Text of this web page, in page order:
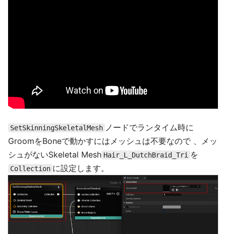
SetSkinningSkeletalMesh ノードでランタイム時に
GroomをBoneで動かすにはメッシュは不要なので 、メッ
シュがないSkeletal Mesh Hair_L_DutchBraid_Tri を
Collection に設定します。